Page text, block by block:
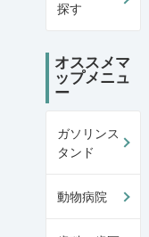
探す
オススメマ
ップメニュ
ー
ガソリンス
タンド
動物病院